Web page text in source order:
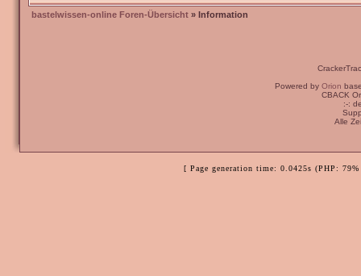
bastelwissen-online Foren-Übersicht » Information
Powered by Orion
CBACK
:-:
Alle
[ Page generation time: 0.0425s (PHP: